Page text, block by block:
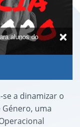
alunos do
a dinamizar o
uma